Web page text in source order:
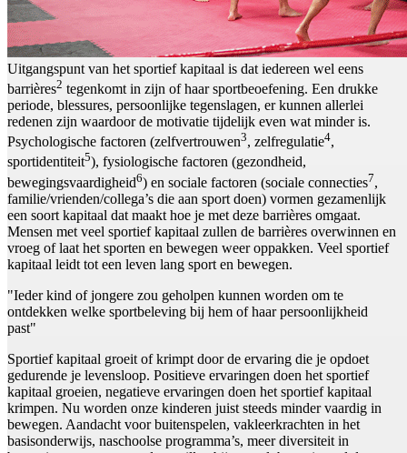
Uitgangspunt van het sportief kapitaal is dat iedereen wel eens
barrières2 tegenkomt in zijn of haar sportbeoefening. Een drukke
periode, blessures, persoonlijke tegenslagen, er kunnen allerlei
redenen zijn waardoor de motivatie tijdelijk even wat minder is.
Psychologische factoren (zelfvertrouwen3, zelfregulatie4,
sportidentiteit5), fysiologische factoren (gezondheid,
bewegingsvaardigheid6) en sociale factoren (sociale connecties7,
familie/vrienden/collega’s die aan sport doen) vormen gezamenlijk
een soort kapitaal dat maakt hoe je met deze barrières omgaat.
Mensen met veel sportief kapitaal zullen de barrières overwinnen en
vroeg of laat het sporten en bewegen weer oppakken. Veel sportief
kapitaal leidt tot een leven lang sport en bewegen.
"Ieder kind of jongere zou geholpen kunnen worden om te
ontdekken welke sportbeleving bij hem of haar persoonlijkheid
past"
Sportief kapitaal groeit of krimpt door de ervaring die je opdoet
gedurende je levensloop. Positieve ervaringen doen het sportief
kapitaal groeien, negatieve ervaringen doen het sportief kapitaal
krimpen. Nu worden onze kinderen juist steeds minder vaardig in
bewegen. Aandacht voor buitenspelen, vakleerkrachten in het
basisonderwijs, naschoolse programma’s, meer diversiteit in